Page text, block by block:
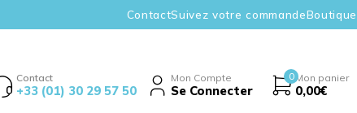
ContactSuivez votre commandeBoutique
Contact
+33 (01) 30 29 57 50
Mon Compte
Se Connecter
0 Mon panier
0,00€